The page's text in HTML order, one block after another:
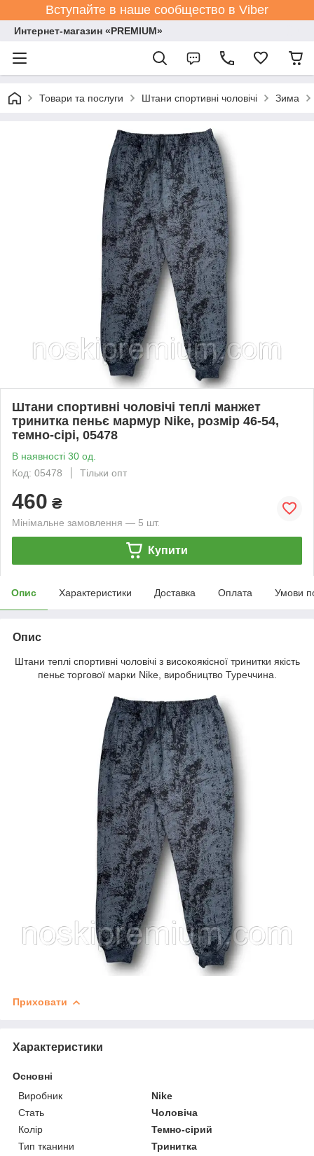
Вступайте в наше сообщество в Viber
Интернет-магазин «PREMIUM»
Товари та послуги Штани спортивні чоловічі Зима
Штани спортивні чоловічі теплі манжет
тринитка пеньє мармур Nike, розмір 46-54,
темно-сірі, 05478
В наявності 30 од.
Код: 05478
Тільки опт
460 ₴
Мінімальне замовлення — 5 шт.
Купити
Опис Характеристики Доставка Оплата Умови
Опис
Штани теплі спортивні чоловічі з високоякісної тринитки якість
пеньє торгової марки Nike, виробництво Туреччина.
Приховати
Характеристики
Основні
Виробник
Nike
Стать
Чоловіча
Колір
Темно-сірий
Тип тканини
Тринитка